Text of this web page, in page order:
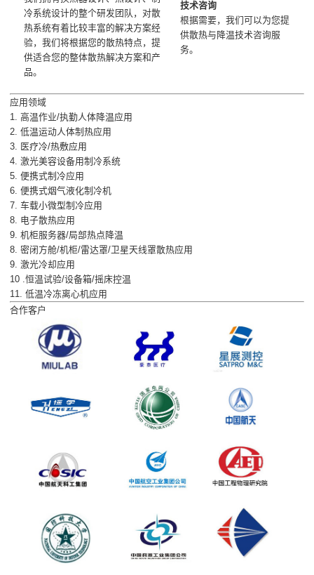
冷系统设计的整个研发团队，对散
热系统有着比较丰富的解决方案经
验，我们将根据您的散热特点，提
供适合您的整体散热解决方案和产
品。
技术咨询
根据需要，我们可以为您提
供散热与降温技术咨询服
务。
应用领域
1. 高温作业/执勤人体降温应用
2. 低温运动人体制热应用
3. 医疗冷/热敷应用
4. 激光美容设备用制冷系统
5. 便携式制冷应用
6. 便携式烟气液化制冷机
7. 车载小微型制冷应用
8. 电子散热应用
9. 机柜服务器/局部热点降温
8. 密闭方舱/机柜/雷达罩/卫星天线罩散热应用
9. 激光冷却应用
10 .恒温试验/设备箱/摇床控温
11. 低温冷冻离心机应用
合作客户